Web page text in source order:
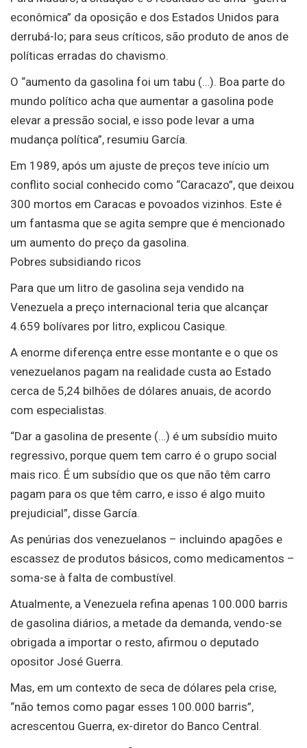
econômica” da oposição e dos Estados Unidos para
derrubá-lo; para seus críticos, são produto de anos de
políticas erradas do chavismo.
O “aumento da gasolina foi um tabu (…). Boa parte do
mundo político acha que aumentar a gasolina pode
elevar a pressão social, e isso pode levar a uma
mudança política”, resumiu García.
Em 1989, após um ajuste de preços teve início um
conflito social conhecido como “Caracazo”, que deixou
300 mortos em Caracas e povoados vizinhos. Este é
um fantasma que se agita sempre que é mencionado
um aumento do preço da gasolina.
Pobres subsidiando ricos
Para que um litro de gasolina seja vendido na
Venezuela a preço internacional teria que alcançar
4.659 bolívares por litro, explicou Casique.
A enorme diferença entre esse montante e o que os
venezuelanos pagam na realidade custa ao Estado
cerca de 5,24 bilhões de dólares anuais, de acordo
com especialistas.
“Dar a gasolina de presente (…) é um subsídio muito
regressivo, porque quem tem carro é o grupo social
mais rico. É um subsídio que os que não têm carro
pagam para os que têm carro, e isso é algo muito
prejudicial”, disse García.
As penúrias dos venezuelanos – incluindo apagões e
escassez de produtos básicos, como medicamentos –
soma-se à falta de combustível.
Atualmente, a Venezuela refina apenas 100.000 barris
de gasolina diários, a metade da demanda, vendo-se
obrigada a importar o resto, afirmou o deputado
opositor José Guerra.
Mas, em um contexto de seca de dólares pela crise,
“não temos como pagar esses 100.000 barris”,
acrescentou Guerra, ex-diretor do Banco Central.